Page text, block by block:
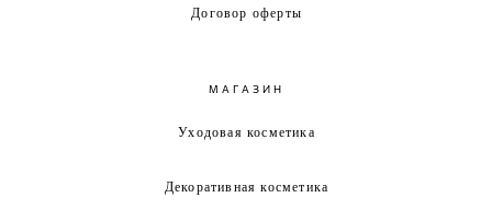
Договор оферты
МАГАЗИН
Уходовая косметика
Декоративная косметика